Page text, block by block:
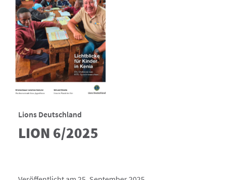
Lions Deutschland
LION 6/2025